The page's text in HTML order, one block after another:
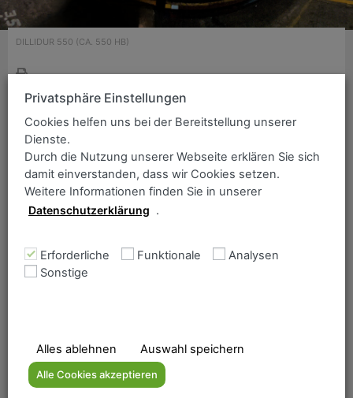
ANCOFER Suche
DILLIDUR 550 (CA. 550 HB)
Sortiment / Güte
DILLIDUR 550 (ca. 550 HB)
gem. DH-Werkstoffblatt (Ausgabe Oktober 2023)
Home
Downloadbereich
Kontakt
Privatsphäre Einstellungen
Cookies helfen uns bei der Bereitstellung unserer
Dienste.
Durch die Nutzung unserer Webseite erklären Sie sich
damit einverstanden, dass wir Cookies setzen.
Weitere Informationen finden Sie in unserer
Datenschutzerklärung .
Erforderliche Funktionale
Analysen
Sonstige
Alles ablehnen Auswahl speichern
Alle Cookies akzeptieren